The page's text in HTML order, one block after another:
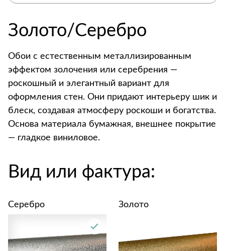
Золото/Серебро
Обои с естественным металлизированным
эффектом золочения или серебрения —
роскошный и элегантный вариант для
оформления стен. Они придают интерьеру шик и
блеск, создавая атмосферу роскоши и богатства.
Основа материала бумажная, внешнее покрытие
— гладкое виниловое.
Вид или фактура:
Серебро Золото